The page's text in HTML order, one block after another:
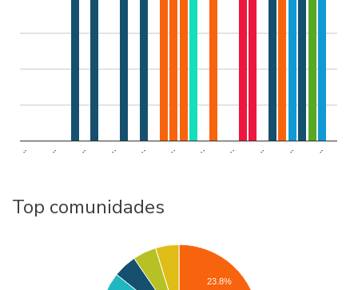
.. .. .. .. .. .. .. .. .. .. ..
Top comunidades
23.8%